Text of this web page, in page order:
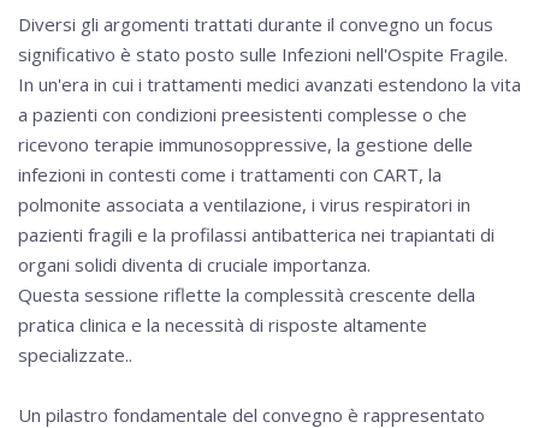
Diversi gli argomenti trattati durante il convegno un focus
significativo è stato posto sulle Infezioni nell'Ospite Fragile.
In un'era in cui i trattamenti medici avanzati estendono la vita
a pazienti con condizioni preesistenti complesse o che
ricevono terapie immunosoppressive, la gestione delle
infezioni in contesti come i trattamenti con CART, la
polmonite associata a ventilazione, i virus respiratori in
pazienti fragili e la profilassi antibatterica nei trapiantati di
organi solidi diventa di cruciale importanza.
Questa sessione riflette la complessità crescente della
pratica clinica e la necessità di risposte altamente
specializzate..
Un pilastro fondamentale del convegno è rappresentato